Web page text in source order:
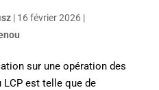
| 16 février 2026|
sur une opération des
LCP est telle que de